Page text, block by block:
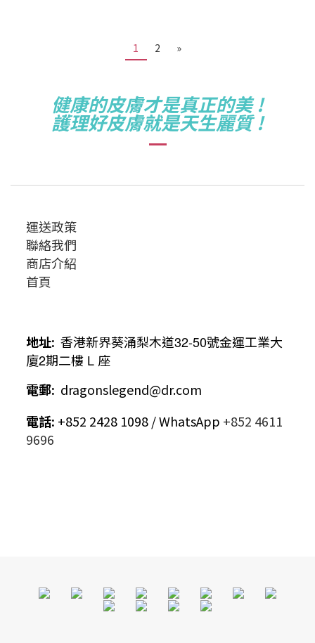
1 2 »
健康的皮膚才是真正的美 !
護理好皮膚就是天生麗質 !
運送政策
聯絡我們
商店介紹
首頁
地址: 香港新界葵涌梨木道32-50號金運工業大
廈2期二樓 L 座
電郵: dragonslegend@dr.com
電話: +852 2428 1098 / WhatsApp +852 4611
9696